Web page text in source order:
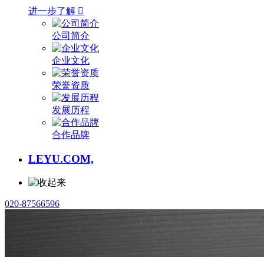
进一步了解 
公司简介
企业文化
荣誉资质
发展历程
合作品牌
LEYU.COM,
020-87566596